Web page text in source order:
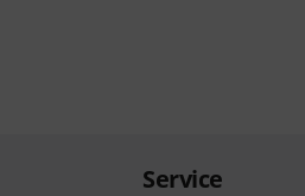
Service